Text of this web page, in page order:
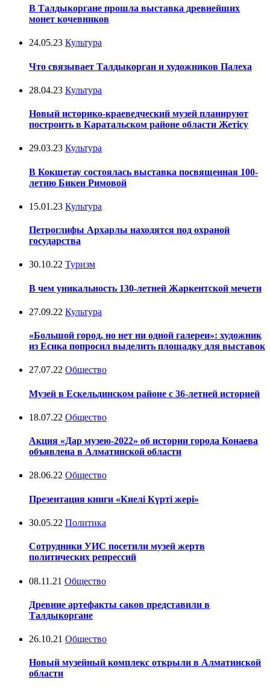
В Талдыкоргане прошла выставка древнейших
монет кочевников
24.05.23 Культура
Что связывает Талдыкорган и художников Палеха
28.04.23 Культура
Новый историко-краеведческий музей планируют
построить в Каратальском районе области Жетісу
29.03.23 Культура
В Кокшетау состоялась выставка посвященная 100-
летию Бикен Римовой
15.01.23 Культура
Петроглифы Архарлы находятся под охраной
государства
30.10.22 Туризм
В чем уникальность 130-летней Жаркентской мечети
27.09.22 Культура
«Большой город, но нет ни одной галереи»: художник
из Есика попросил выделить площадку для выставок
27.07.22 Общество
Музей в Ескельдинском районе с 36-летней историей
18.07.22 Общество
Акция «Дар музею-2022» об истории города Конаева
объявлена в Алматинской области
28.06.22 Общество
Презентация книги «Киелi Күртi жерi»
30.05.22 Политика
Сотрудники УИС посетили музей жертв
политических репрессий
08.11.21 Общество
Древние артефакты саков представили в
Талдыкоргане
26.10.21 Общество
Новый музейный комплекс открыли в Алматинской
области